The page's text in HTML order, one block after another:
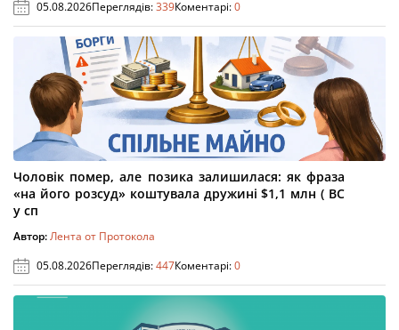
05.08.2026Переглядів:339Коментарі:0
Чоловік помер, але позика залишилася: як фраза
«на його розсуд» коштувала дружині $1,1 млн ( ВС
у сп
Автор:Лента от Протокола
05.08.2026Переглядів:447Коментарі:0